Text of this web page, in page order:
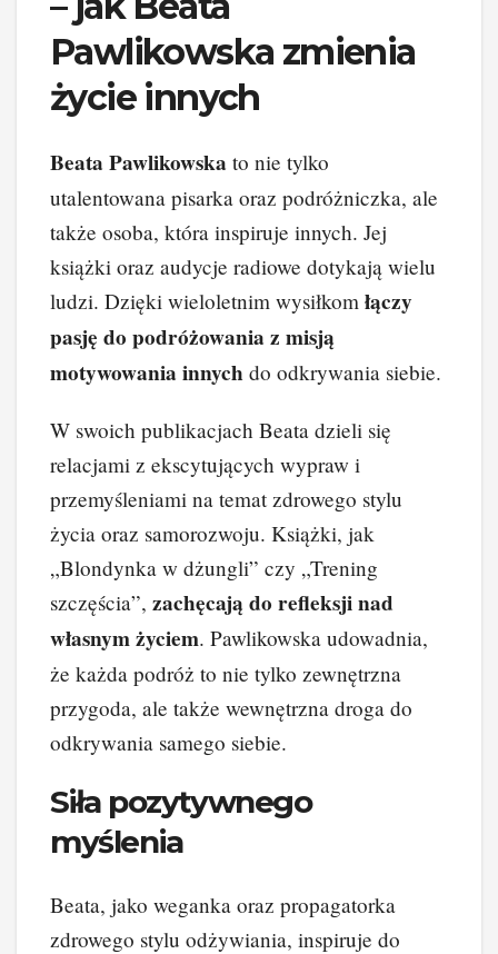
Pawlikowska zmienia
życie innych
Beata Pawlikowska to nie tylko
utalentowana pisarka oraz podróżniczka, ale
także osoba, która inspiruje innych. Jej
książki oraz audycje radiowe dotykają wielu
ludzi. Dzięki wieloletnim wysiłkom łączy
pasję do podróżowania z misją
motywowania innych do odkrywania siebie.
W swoich publikacjach Beata dzieli się
relacjami z ekscytujących wypraw i
przemyśleniami na temat zdrowego stylu
życia oraz samorozwoju. Książki, jak
„Blondynka w dżungli” czy „Trening
szczęścia”, zachęcają do refleksji nad
własnym życiem. Pawlikowska udowadnia,
że każda podróż to nie tylko zewnętrzna
przygoda, ale także wewnętrzna droga do
odkrywania samego siebie.
Siła pozytywnego
myślenia
Beata, jako weganka oraz propagatorka
zdrowego stylu odżywiania, inspiruje do